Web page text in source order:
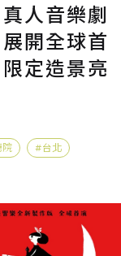
人音樂劇
開全球首
定造景亮
院 台北